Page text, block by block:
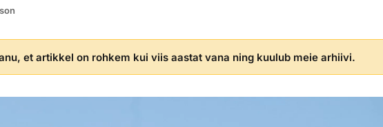
et artikkel on rohkem kui viis aastat vana ning kuulub meie arhiivi.